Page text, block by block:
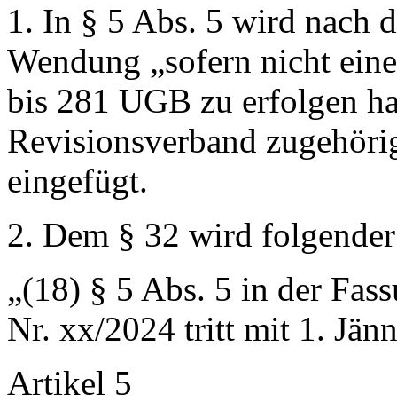
1. In § 5 Abs. 5 wird nach
Wendung „sofern nicht
bis 281 UGB zu erfolgen
Revisionsverband
eingefügt.
2. Dem § 32 wird
„(18) § 5 Abs. 5 in der
Nr. xx/2024 tritt mit 1.
Artikel 5